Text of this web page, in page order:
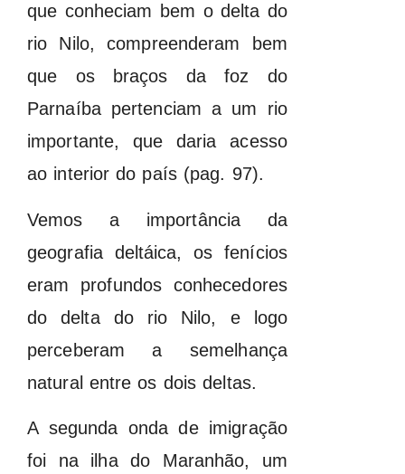
que conheciam bem o delta do
rio Nilo, compreenderam bem
que os braços da foz do
Parnaíba pertenciam a um rio
importante, que daria acesso
ao interior do país (pag. 97).
Vemos a importância da
geografia deltáica, os fenícios
eram profundos conhecedores
do delta do rio Nilo, e logo
perceberam a semelhança
natural entre os dois deltas.
A segunda onda de imigração
foi na ilha do Maranhão, um